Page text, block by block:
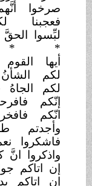
دعاة
لكافرٍ
يُتَولَى
بالهوى كي
*
اتقوا الله
والثَّراءُ
في الدنا
فطاحل
بلابلُ
طويله
نعمة البيان
انَّ كامن القصد
جوامعَ القول
بدائعَ النَّظم